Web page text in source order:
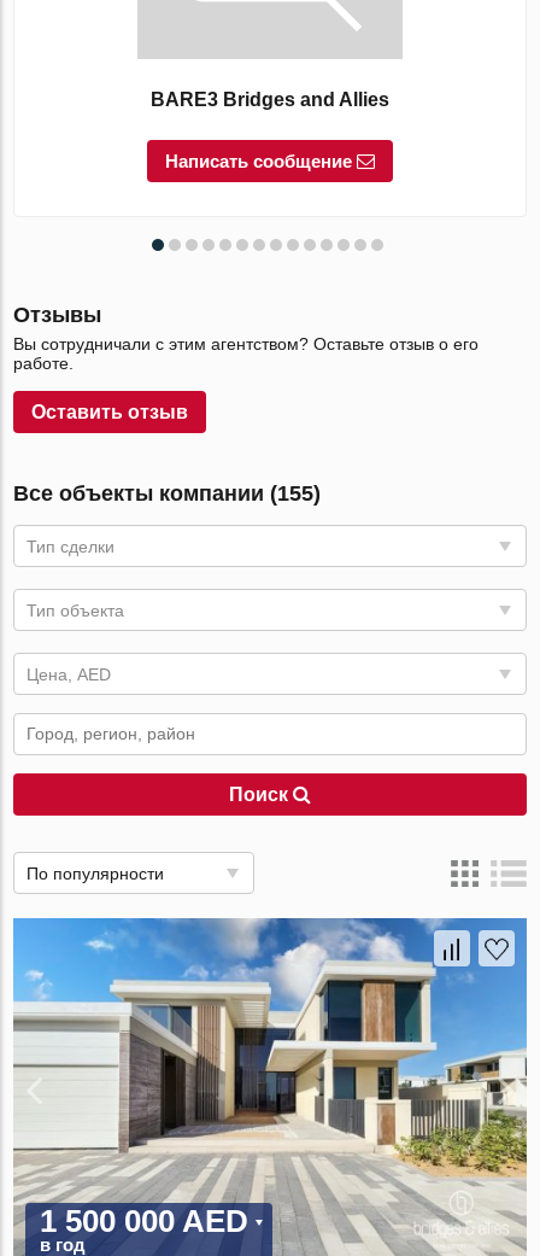
BARE3 Bridges and Allies
Написать сообщение
Отзывы
Вы сотрудничали с этим агентством? Оставьте отзыв о его
работе.
Оставить отзыв
Все объекты компании (155)
Тип сделки
Тип объекта
Цена, AED
Поиск
По популярности
1 500 000 AED
в год